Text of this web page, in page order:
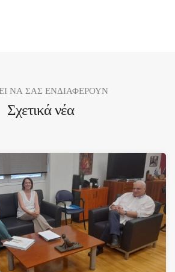
ΝΑ ΣΑΣ ΕΝΔΙΑΦΕΡΟΥΝ
Σχετικά νέα